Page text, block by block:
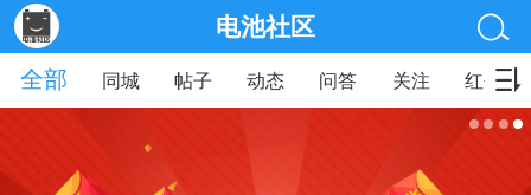
电池社区
全部
同城 帖子 动态 问答 关注 红包